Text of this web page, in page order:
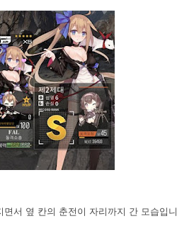
서 옆 칸의 춘전이 자리까지 간 모습입니